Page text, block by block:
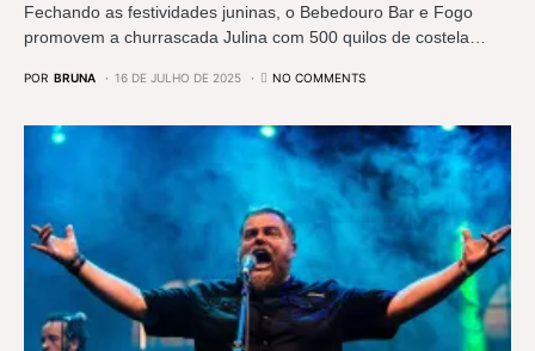
Fechando as festividades juninas, o Bebedouro Bar e Fogo
promovem a churrascada Julina com 500 quilos de costela…
POR BRUNA 16 DE JULHO DE 2025 NO COMMENTS